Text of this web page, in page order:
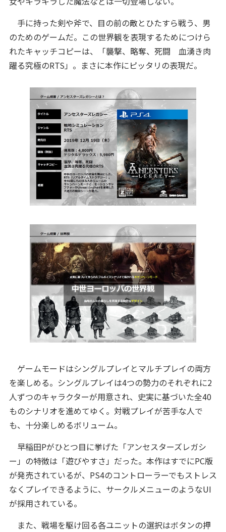
手に持った剣や斧で、目の前の敵とひたすら戦う、男
のためのゲームだ。この世界観を表現するためにつけら
れたキャッチコピーは、「襲撃、略奪、死闘 血湧き肉
躍る究極のRTS」。まさに本作にピッタリの表現だ。
ゲームモードはシングルプレイとマルチプレイの両方
を楽しめる。シングルプレイは4つの勢力のそれぞれに2
人ずつのキャラクターが用意され、史実に基づいた全40
ものシナリオを進めてゆく。対戦プレイが苦手な人で
も、十分楽しめるボリューム。
早稲田Pがひとつ目に挙げた「アンセスターズレガシ
ー」の特徴は「遊びやすさ」だった。本作はすでにPC版
が発売されているが、PS4のコントローラーでもストレス
なくプレイできるように、サークルメニューのようなUI
が採用されている。
また、戦場を駆け回る各ユニットの選択はボタンの押